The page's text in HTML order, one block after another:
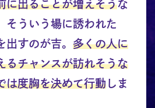
に出ることが増えそうな
そういう場に誘われた
出すのが吉。 多くの人に
るチャンスが訪れそうな
は度胸を決めて行動しま